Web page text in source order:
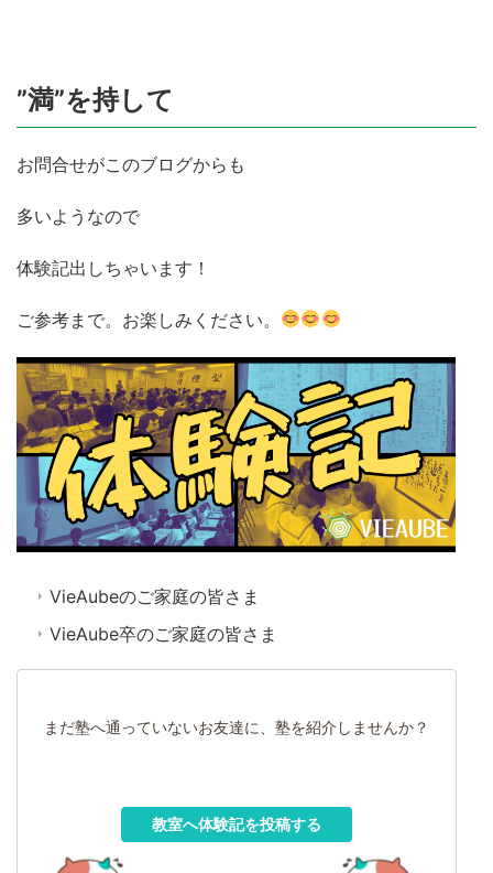
”満”を持して
お問合せがこのブログからも
多いようなので
体験記出しちゃいます！
ご参考まで。お楽しみください。
VieAubeのご家庭の皆さま
VieAube卒のご家庭の皆さま
まだ塾へ通っていないお友達に、塾を紹介しませんか？
教室へ体験記を投稿する